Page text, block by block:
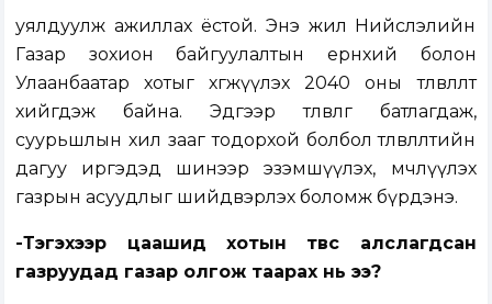
уялдуулж ажиллах ёстой. Энэ жил Нийслэлийн
Газар зохион байгуулалтын ерөнхий болон
Улаанбаатар хотыг хөгжүүлэх 2040 оны төлөвлөлт
хийгдэж байна. Эдгээр төлөвлөгөө батлагдаж,
суурьшлын хил зааг тодорхой болбол төлөвлөлтийн
дагуу иргэдэд шинээр эзэмшүүлэх, өмчлүүлэх
газрын асуудлыг шийдвэрлэх боломж бүрдэнэ.
-Тэгэхээр цаашид хотын төвөөс алслагдсан
газруудад газар олгож таарах нь ээ?